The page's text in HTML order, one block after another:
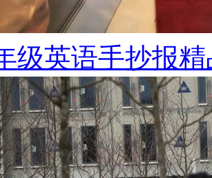
级英语手抄报精